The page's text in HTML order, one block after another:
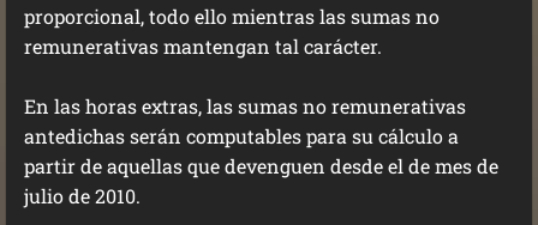
proporcional, todo ello mientras las sumas no
remunerativas mantengan tal carácter.
En las horas extras, las sumas no remunerativas
antedichas serán computables para su cálculo a
partir de aquellas que devenguen desde el de mes de
julio de 2010.